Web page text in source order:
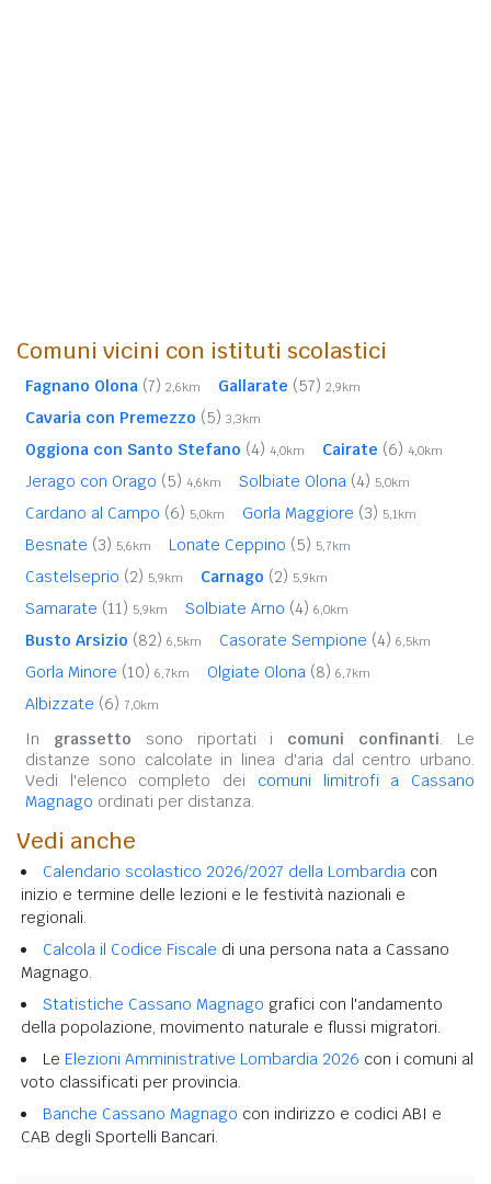
Comuni vicini con istituti scolastici
Fagnano Olona (7) 2,6km Gallarate (57) 2,9km
Cavaria con Premezzo (5) 3,3km
Oggiona con Santo Stefano (4) 4,0km Cairate (6) 4,0km
Jerago con Orago (5) 4,6km Solbiate Olona (4) 5,0km
Cardano al Campo (6) 5,0km Gorla Maggiore (3) 5,1km
Besnate (3) 5,6km Lonate Ceppino (5) 5,7km
Castelseprio (2) 5,9km Carnago (2) 5,9km
Samarate (11) 5,9km Solbiate Arno (4) 6,0km
Busto Arsizio (82) 6,5km Casorate Sempione (4) 6,5km
Gorla Minore (10) 6,7km Olgiate Olona (8) 6,7km
Albizzate (6) 7,0km
In grassetto sono riportati i comuni confinanti. Le
distanze sono calcolate in linea d'aria dal centro urbano.
Vedi l'elenco completo dei comuni limitrofi a Cassano
Magnago ordinati per distanza.
Vedi anche
Calendario scolastico 2026/2027 della Lombardia con
inizio e termine delle lezioni e le festività nazionali e
regionali.
Calcola il Codice Fiscale di una persona nata a Cassano
Magnago.
Statistiche Cassano Magnago grafici con l'andamento
della popolazione, movimento naturale e flussi migratori.
Le Elezioni Amministrative Lombardia 2026 con i comuni al
voto classificati per provincia.
Banche Cassano Magnago con indirizzo e codici ABI e
CAB degli Sportelli Bancari.